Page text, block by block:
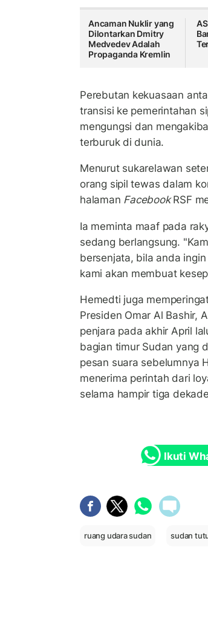
Ancaman Nuklir yang
Dilontarkan Dmitry
Medvedev Adalah
Propaganda Kremlin
Perebutan kekuasaan
transisi ke pemerintahan
mengungsi dan
terburuk di dunia.
Menurut sukarelawan
orang sipil tewas dalam
halaman FacebookRSF
Ia meminta maaf pada
sedang berlangsung.
bersenjata, bila anda
kami akan membuat
Hemedti juga
Presiden Omar Al Bashir,
penjara pada akhir April
bagian timur Sudan yang
pesan suara sebelumnya
menerima perintah dari
selama hampir tiga
Ikuti
ruang udara sudan sudan